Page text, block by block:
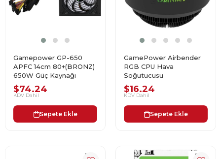
Gamepower GP-650
APFC 14cm 80+(BRONZ)
650W Güç Kaynağı
$74.24
KDV Dahil
Sepete Ekle
GamePower Airbender
RGB CPU Hava
Soğutucusu
$16.24
KDV Dahil
Sepete Ekle